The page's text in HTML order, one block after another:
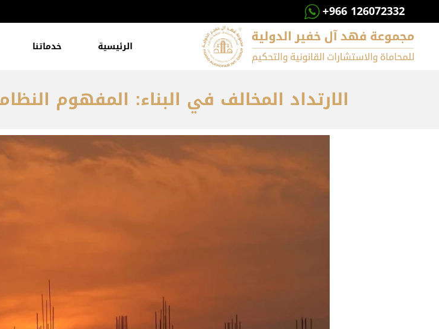
+966 126072332
الرئيسية خدماتنا
الارتداد المخالف في البناء: المفهوم